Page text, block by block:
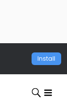
Install